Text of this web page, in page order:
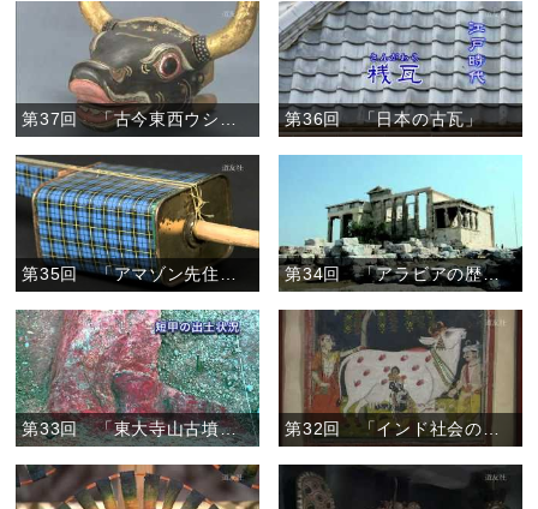
第37回 「古今東西ウシづくし」 第36回 「日本の古瓦」
第34回 「アラビアの歴史遺産と文化」
第33回 「東大寺山古墳と謎の鉄刀」